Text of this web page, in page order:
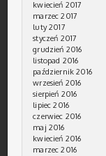
kwiecień 2017
marzec 2017
luty 2017
styczeń 2017
grudzień 2016
listopad 2016
październik 2016
wrzesień 2016
sierpień 2016
lipiec 2016
czerwiec 2016
maj 2016
kwiecień 2016
marzec 2016